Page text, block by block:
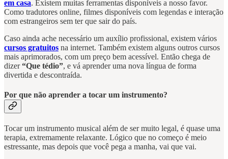
em casa. Existem muitas ferramentas disponíveis a nosso favor.
Como tradutores online, filmes disponíveis com legendas e interação
com estrangeiros sem ter que sair do país.
Caso ainda ache necessário um auxílio profissional, existem vários
cursos gratuitos na internet. Também existem alguns outros cursos
mais aprimorados, com um preço bem acessível. Então chega de
dizer“Que tédio”, e vá aprender uma nova língua de forma
divertida e descontraída.
Por que não aprender a tocar um instrumento?
Tocar um instrumento musical além de ser muito legal, é quase uma
terapia, extremamente relaxante. Lógico que no começo é meio
estressante, mas depois que você pega a manha, vai que vai.